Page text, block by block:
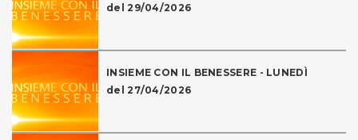
del 29/04/2026
INSIEME CON IL BENESSERE - LUNEDÌ
del 27/04/2026